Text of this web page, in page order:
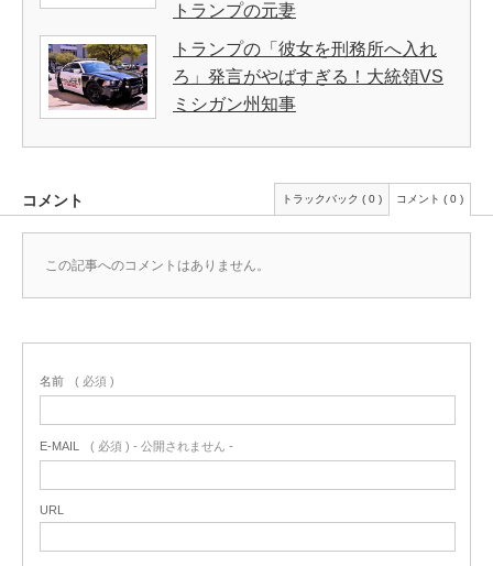
トランプの元妻
トランプの「彼女を刑務所へ入れ
ろ」発言がやばすぎる！大統領VS
ミシガン州知事
コメント トラックバック ( 0 ) コメント ( 0 )
この記事へのコメントはありません。
名前 ( 必須 )
E-MAIL ( 必須 ) - 公開されません -
URL